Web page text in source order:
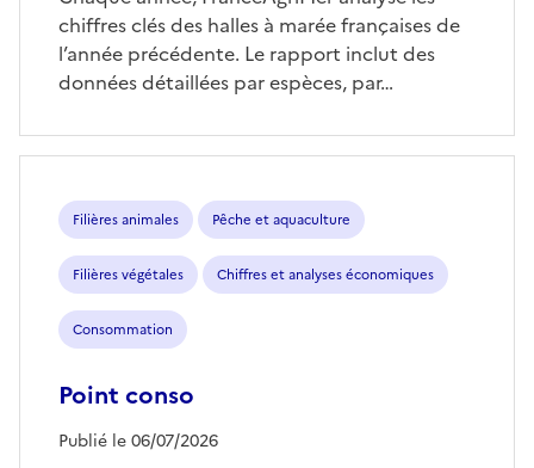
chiffres clés des halles à marée françaises de
l’année précédente. Le rapport inclut des
données détaillées par espèces, par…
Filières animales Pêche et aquaculture
Filières végétales Chiffres et analyses économiques
Consommation
Point conso
Publié le 06/07/2026